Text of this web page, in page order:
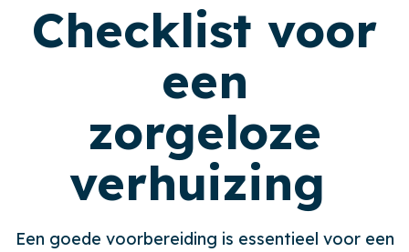
Checklist voor
een
zorgeloze
verhuizing
Een goede voorbereiding is essentieel voor een